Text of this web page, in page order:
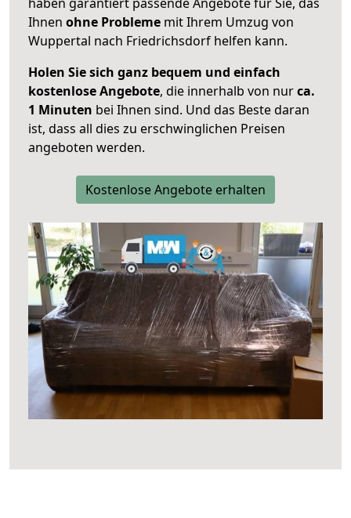
Ihnen ohne Probleme mit Ihrem Umzug von
Wuppertal nach Friedrichsdorf helfen kann.
Holen Sie sich ganz bequem und einfach
kostenlose Angebote, die innerhalb von nurca.
1 Minuten bei Ihnen sind. Und das Beste daran
ist, dass all dies zu erschwinglichen Preisen
angeboten werden.
Kostenlose Angebote erhalten